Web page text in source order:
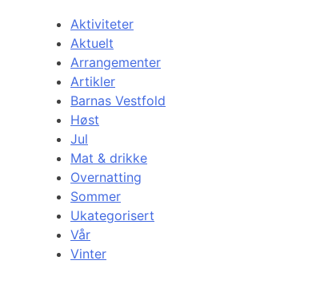
Aktiviteter
Aktuelt
Arrangementer
Artikler
Barnas Vestfold
Høst
Jul
Mat & drikke
Overnatting
Sommer
Ukategorisert
Vår
Vinter